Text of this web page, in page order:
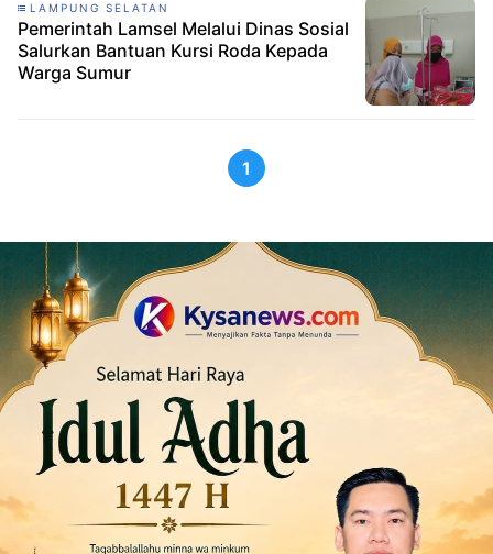
LAMPUNG SELATAN
Pemerintah Lamsel Melalui Dinas Sosial
Salurkan Bantuan Kursi Roda Kepada
Warga Sumur
1